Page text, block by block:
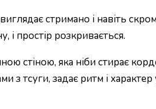
стримано і навіть
і простір розкривається.
стіною, яка ніби стирає
з тсуги, задає ритм і